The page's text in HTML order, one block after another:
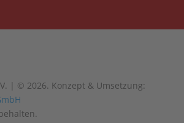
| © 2026. Konzept & Umsetzung: